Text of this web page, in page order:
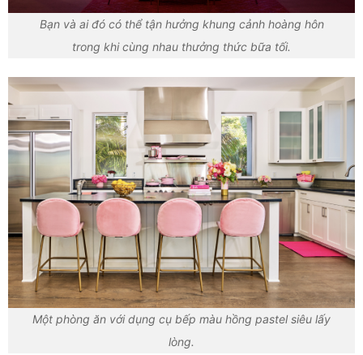
Bạn và ai đó có thể tận hưởng khung cảnh hoàng hôn
trong khi cùng nhau thưởng thức bữa tối.
Một phòng ăn với dụng cụ bếp màu hồng pastel siêu lấy
lòng.